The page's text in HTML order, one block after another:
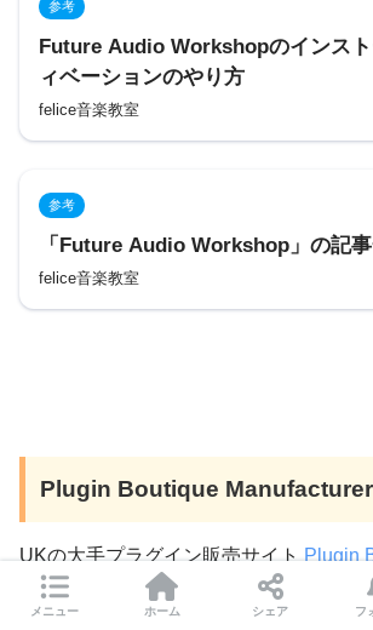
参考
Future Audio Workshopのインス
ィベーションのやり方
felice音楽教室
参考
「Future Audio Workshop」の記
felice音楽教室
Plugin Boutique
UKの大手プラグイン販売サイトPlugin
月〜一月サイクルでManufacturer Focus
メニュー ホーム シェア フ